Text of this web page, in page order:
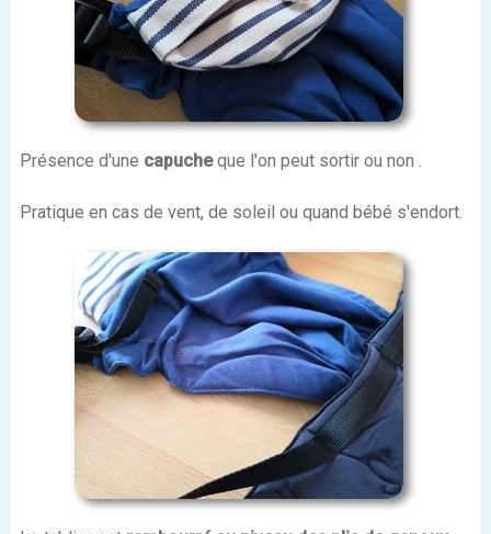
Présence d'une capucheque l'on peut sortir ou non .
Pratique en cas de vent, de soleil ou quand bébé s'endort.